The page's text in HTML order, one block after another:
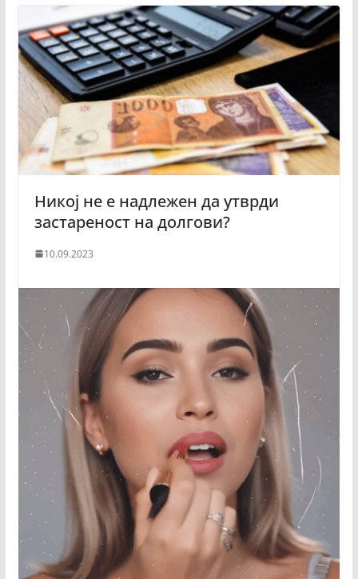
Никој не е надлежен да утврди
застареност на долгови?
10.09.2023